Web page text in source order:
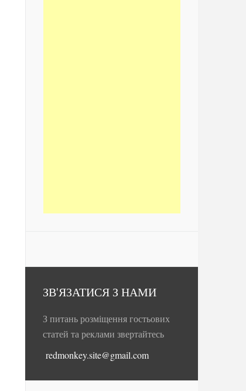
ЗВ'ЯЗАТИСЯ З НАМИ
З питань розміщення гостьових
статей та реклами звертайтесь
redmonkey.site@gmail.com